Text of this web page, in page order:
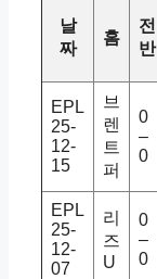
날
짜
홈
전
반
EPL
25-
12-
15
브
렌
트
퍼
0
–
0
EPL
25-
12-
07
리
즈
U
0
–
0